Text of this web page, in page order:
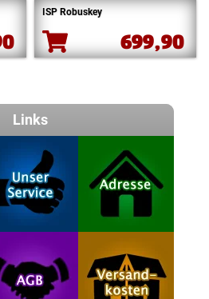
ISP Robuskey
699,90
Links